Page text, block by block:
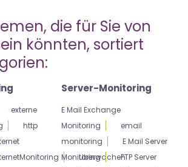
die für Sie von
könnten, sortiert
externe
http
Uberwachen
Server-Monitoring
E Mail Exchange
Monitoring
email
monitoring
E Mail Server
Monitoring
FTP Server